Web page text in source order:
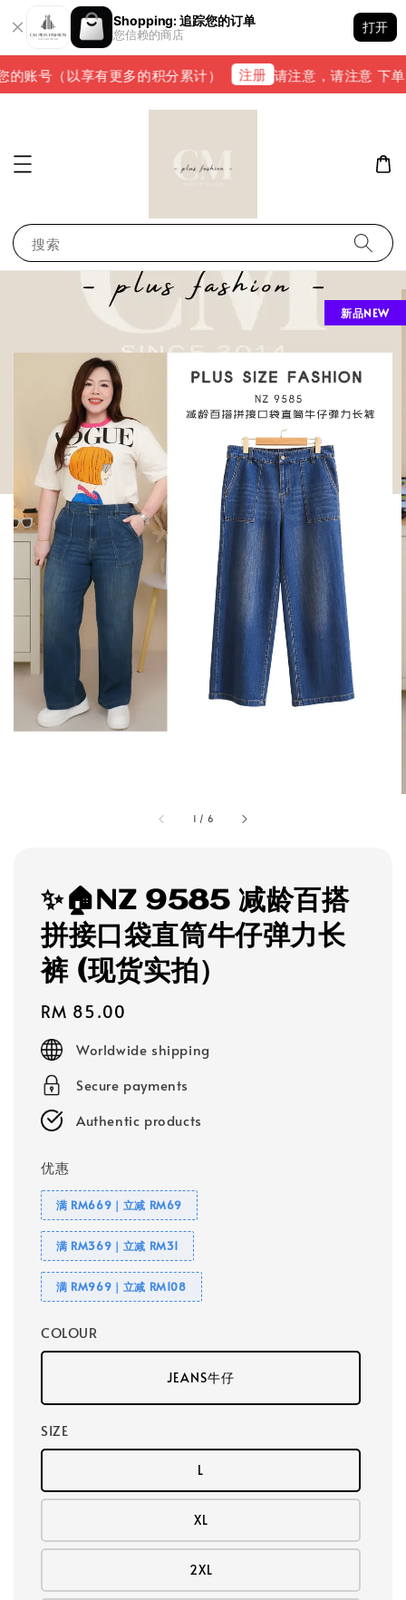
Shopping: 追踪您的订单
您信赖的商店
打开
号（以享有更多的积分累计） 注册 请注意，请注意 下单
搜索
1 / 6
新品NEW
✨🏠NZ 9585 减龄百搭
拼接口袋直筒牛仔弹力长
裤 (现货实拍）
Regular
price
RM 85.00
Worldwide shipping
Secure payments
Authentic products
优惠
满 RM669｜立减 RM69
满 RM369｜立减 RM31
满 RM969｜立减 RM108
COLOUR
JEANS牛仔
SIZE
L
XL
2XL